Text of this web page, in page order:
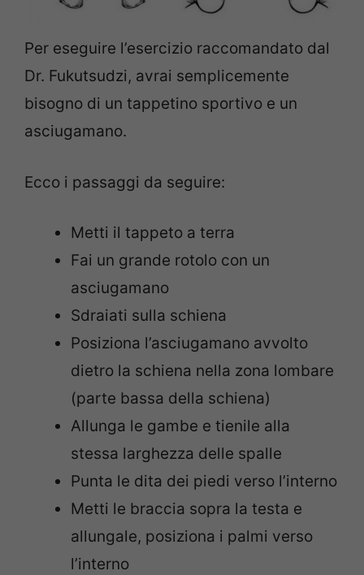
Per eseguire l’esercizio raccomandato dal
Dr. Fukutsudzi, avrai semplicemente
bisogno di un tappetino sportivo e un
asciugamano.
Ecco i passaggi da seguire:
Metti il ​​tappeto a terra
Fai un grande rotolo con un
asciugamano
Sdraiati sulla schiena
Posiziona l’asciugamano avvolto
dietro la schiena nella zona lombare
(parte bassa della schiena)
Allunga le gambe e tienile alla
stessa larghezza delle spalle
Punta le dita dei piedi verso l’interno
Metti le braccia sopra la testa e
allungale, posiziona i palmi verso
l’interno